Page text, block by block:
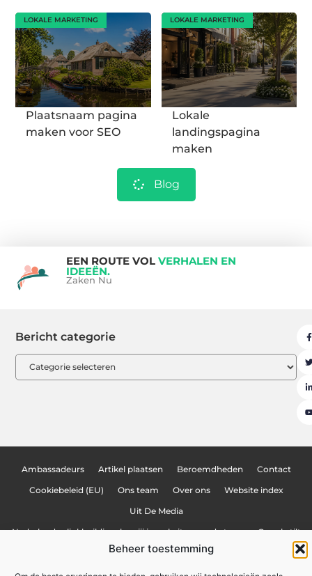
Beheer toestemming
LOKALE MARKETING
Plaatsnaam pagina
maken voor SEO
LOKALE MARKETING
Lokale
landingspagina
maken
Blog
EEN ROUTE VOL VERHALEN EN
IDEEËN.
Zaken Nu
Bericht categorie
Ambassadeurs Artikel plaatsen Beroemdheden Contact
Cookiebeleid (EU) Ons team Over ons Website index
Uit De Media
Nederlandse linkbuilding: hoe jij je website naar de top van Google tilt
Linkbuilding geld verdienen: hoe jij online inkomsten kunt genereren